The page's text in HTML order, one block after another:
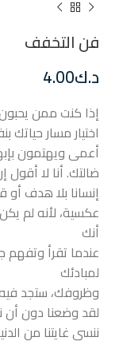
فن التخفف
د.ك4.00
إذا كنت ممن
اختیار مسار
أعمى ويهتمون
ضالتك. أنا لا
إنسانا بلا هدف أو
عكسية، لأنه لم
أنك
عندما تقرأ
لمبادئك
وظروفك، ستجد فيه
لقد وضعنا دون أن
ننسى غايتنا من